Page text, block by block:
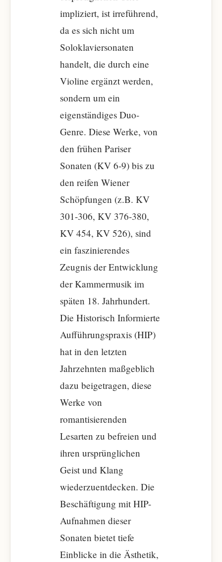
impliziert, ist irreführend,
da es sich nicht um
Soloklaviersonaten
handelt, die durch eine
Violine ergänzt werden,
sondern um ein
eigenständiges Duo-
Genre. Diese Werke, von
den frühen Pariser
Sonaten (KV 6-9) bis zu
den reifen Wiener
Schöpfungen (z.B. KV
301-306, KV 376-380,
KV 454, KV 526), sind
ein faszinierendes
Zeugnis der Entwicklung
der Kammermusik im
späten 18. Jahrhundert.
Die Historisch Informierte
Aufführungspraxis (HIP)
hat in den letzten
Jahrzehnten maßgeblich
dazu beigetragen, diese
Werke von
romantisierenden
Lesarten zu befreien und
ihren ursprünglichen
Geist und Klang
wiederzuentdecken. Die
Beschäftigung mit HIP-
Aufnahmen dieser
Sonaten bietet tiefe
Einblicke in die Ästhetik,